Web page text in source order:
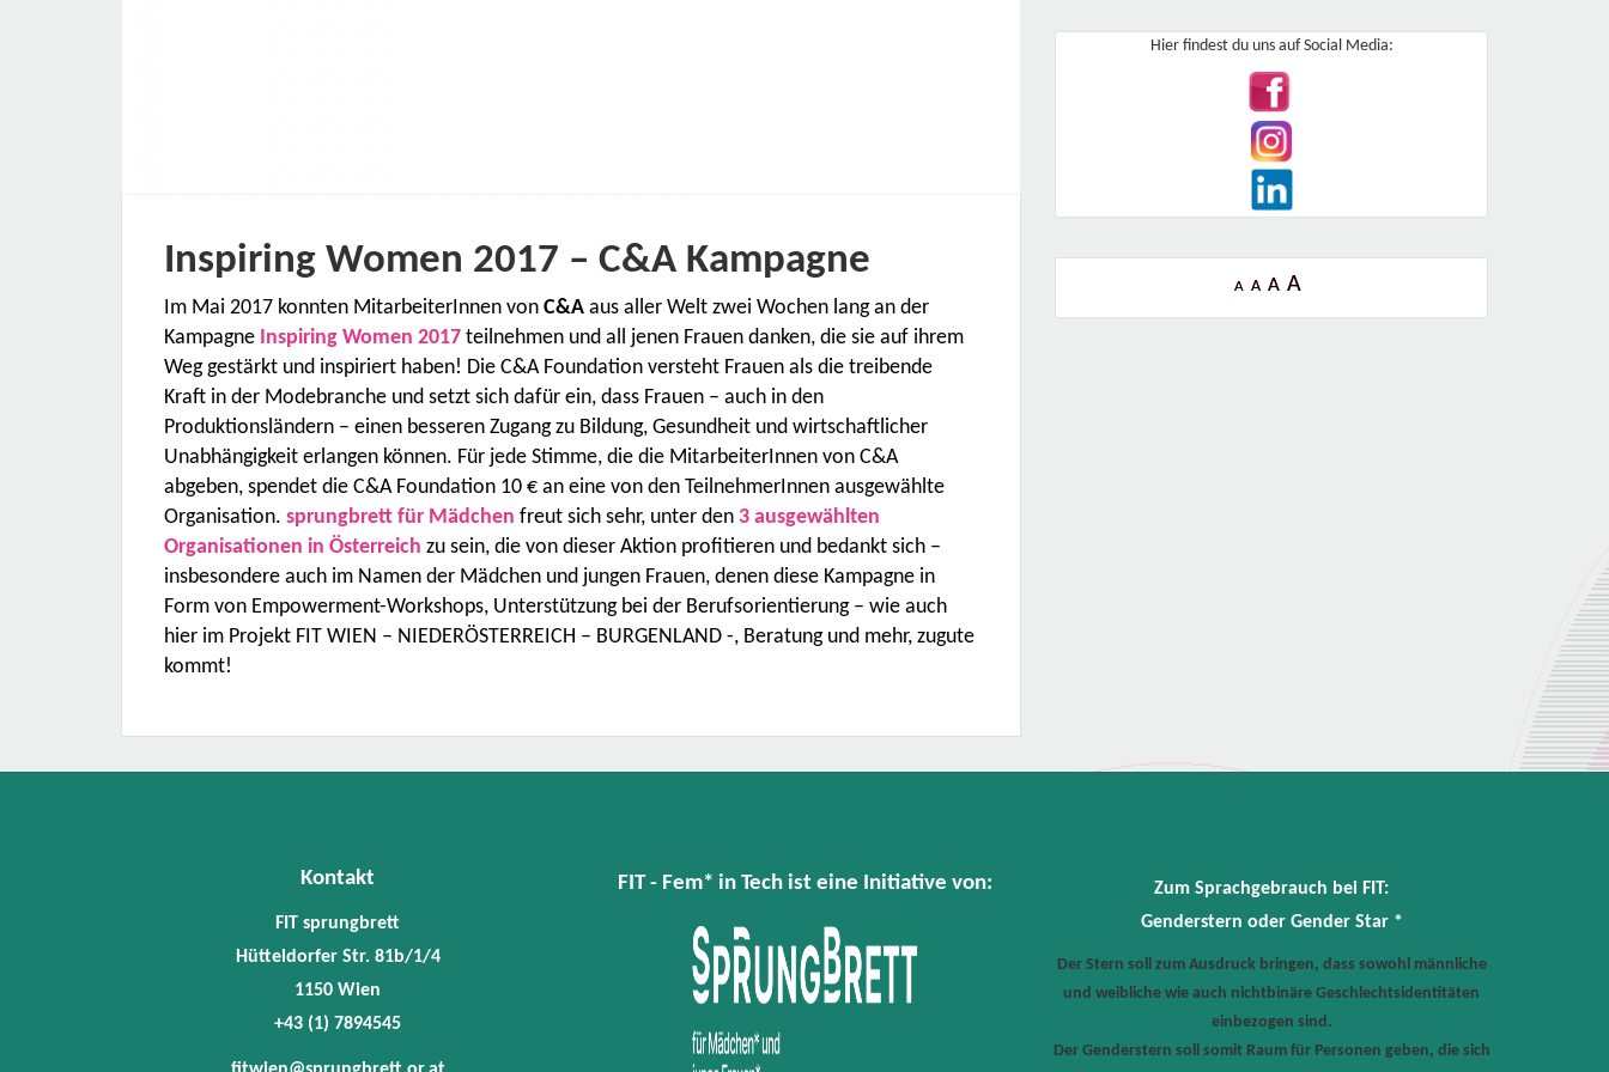
Inspiring Women 2017 – C&A Kampagne
Im Mai 2017 konnten MitarbeiterInnen von C&A aus aller Welt zwei Wochen lang an der
Kampagne Inspiring Women 2017 teilnehmen und all jenen Frauen danken, die sie auf ihrem
Weg gestärkt und inspiriert haben! Die C&A Foundation versteht Frauen als die treibende
Kraft in der Modebranche und setzt sich dafür ein, dass Frauen – auch in den
Produktionsländern – einen besseren Zugang zu Bildung, Gesundheit und wirtschaftlicher
Unabhängigkeit erlangen können. Für jede Stimme, die die MitarbeiterInnen von C&A
abgeben, spendet die C&A Foundation 10 € an eine von den TeilnehmerInnen ausgewählte
Organisation. sprungbrett für Mädchen freut sich sehr, unter den 3 ausgewählten
Organisationen in Österreich zu sein, die von dieser Aktion profitieren und bedankt sich –
insbesondere auch im Namen der Mädchen und jungen Frauen, denen diese Kampagne in
Form von Empowerment-Workshops, Unterstützung bei der Berufsorientierung – wie auch
hier im Projekt FIT WIEN – NIEDERÖSTERREICH – BURGENLAND -, Beratung und mehr, zugute
kommt!
Hier findest du uns auf Social Media:
A A A A
Kontakt
FIT sprungbrett
Hütteldorfer Str. 81b/1/4
1150 Wien
+43 (1) 7894545
FIT - Fem* in Tech ist eine Initiative von:
Zum Sprachgebrauch bei FIT:
Genderstern oder Gender Star *
Der Stern soll zum Ausdruck bringen, dass sowohl männliche
und weibliche wie auch nichtbinäre Geschlechtsidentitäten
einbezogen sind.
Der Genderstern soll somit Raum für Personen geben, die sich